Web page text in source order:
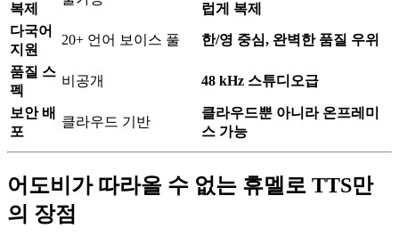
복제
럽게 복제
다국어
지원
20+ 언어 보이스 풀 한/영 중심, 완벽한 품질 우위
품질 스
펙
비공개 48 kHz 스튜디오급
보안 배
포
클라우드 기반
클라우드뿐 아니라 온프레미
스 가능
어도비가 따라올 수 없는 휴멜로 TTS만
의 장점